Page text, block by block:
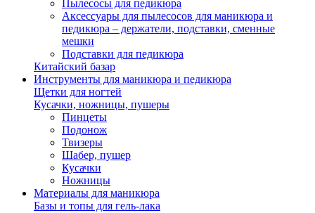
Пылесосы для педикюра
Аксессуары для пылесосов для маникюра и
педикюра – держатели, подставки, сменные
мешки
Подставки для педикюра
Китайский базар
Инструменты для маникюра и педикюра
Щетки для ногтей
Кусачки, ножницы, пушеры
Пинцеты
Подонож
Твизеры
Шабер, пушер
Кусачки
Ножницы
Материалы для маникюра
Базы и топы для гель-лака